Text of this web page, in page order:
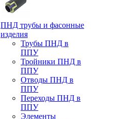
ПНД трубы и фасонные
изделия
Трубы ПНД в
ППУ
Тройники ПНД в
ППУ
Отводы ПНД в
ППУ
Переходы ПНД в
ППУ
Элементы